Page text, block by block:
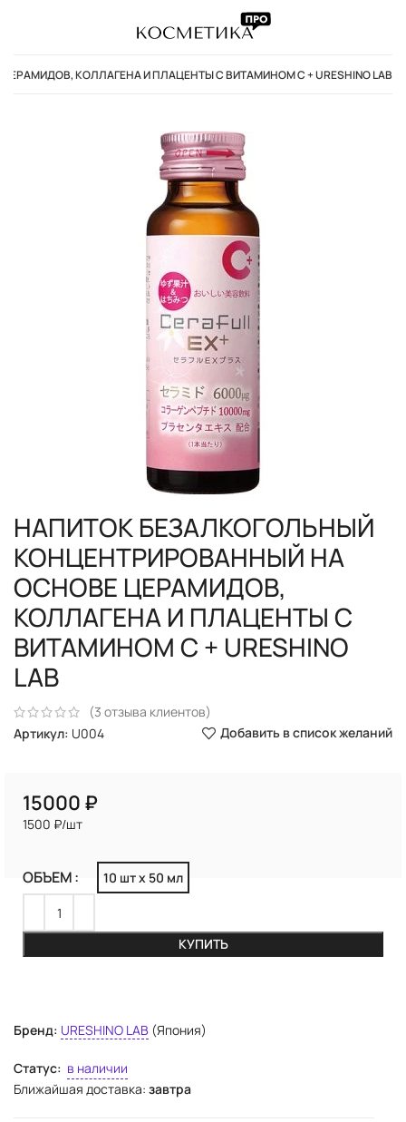
КОЛЛАГЕНА И ПЛАЦЕНТЫ С ВИТАМИНОМ С + URESHINO LAB
НАПИТОК БЕЗАЛКОГОЛЬНЫЙ
КОНЦЕНТРИРОВАННЫЙ НА
ОСНОВЕ ЦЕРАМИДОВ,
КОЛЛАГЕНА И ПЛАЦЕНТЫ С
ВИТАМИНОМ С + URESHINO
LAB
(3 отзыва клиентов)
Артикул: U004 Добавить в список желаний
Бренд: URESHINO LAB (Япония)
Статус: в наличии
Ближайшая доставка: завтра
₽
1500 ₽/шт
ОБЪЕМ 10 шт х 50 мл
КУПИТЬ